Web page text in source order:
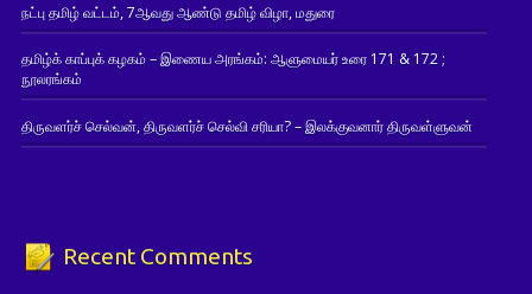
நட்பு தமிழ் வட்டம், 7ஆவது ஆண்டு தமிழ் விழா, மதுரை
தமிழ்க் காப்புக் கழகம் – இணைய அரங்கம்: ஆளுமையர் உரை 171 & 172 ;
நூலரங்கம்
திருவளர்ச் செல்வன், திருவளர்ச் செல்வி சரியா? – இலக்குவனார் திருவள்ளுவன்
Recent Comments